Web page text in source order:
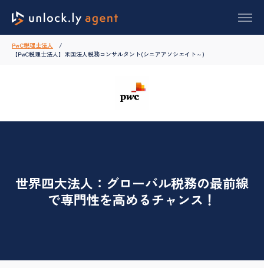
PwC税理士法人
【PwC税理士法人】米国法人税務コンサルタント(シニアアソシエイト～)
世界四大法人：グローバル税務の最前線
で専門性を高めるチャンス！